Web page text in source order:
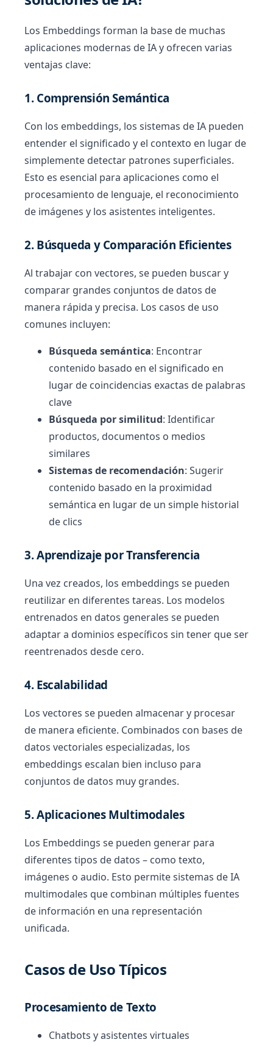
Los Embeddings forman la base de muchas
aplicaciones modernas de IA y ofrecen varias
ventajas clave:
1. Comprensión Semántica
Con los embeddings, los sistemas de IA pueden
entender el significado y el contexto en lugar de
simplemente detectar patrones superficiales.
Esto es esencial para aplicaciones como el
procesamiento de lenguaje, el reconocimiento
de imágenes y los asistentes inteligentes.
2. Búsqueda y Comparación Eficientes
Al trabajar con vectores, se pueden buscar y
comparar grandes conjuntos de datos de
manera rápida y precisa. Los casos de uso
comunes incluyen:
Búsqueda semántica: Encontrar
contenido basado en el significado en
lugar de coincidencias exactas de palabras
clave
Búsqueda por similitud: Identificar
productos, documentos o medios
similares
Sistemas de recomendación: Sugerir
contenido basado en la proximidad
semántica en lugar de un simple historial
de clics
3. Aprendizaje por Transferencia
Una vez creados, los embeddings se pueden
reutilizar en diferentes tareas. Los modelos
entrenados en datos generales se pueden
adaptar a dominios específicos sin tener que ser
reentrenados desde cero.
4. Escalabilidad
Los vectores se pueden almacenar y procesar
de manera eficiente. Combinados con bases de
datos vectoriales especializadas, los
embeddings escalan bien incluso para
conjuntos de datos muy grandes.
5. Aplicaciones Multimodales
Los Embeddings se pueden generar para
diferentes tipos de datos – como texto,
imágenes o audio. Esto permite sistemas de IA
multimodales que combinan múltiples fuentes
de información en una representación
unificada.
Casos de Uso Típicos
Procesamiento de Texto
Chatbots y asistentes virtuales